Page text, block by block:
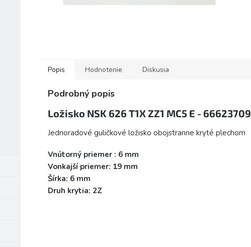
Popis Hodnotenie Diskusia
Podrobný popis
Ložisko NSK 626 T1X ZZ1 MC5 E - 66623709
Jednoradové guličkové ložisko obojstranne kryté plechom
Vnútorný priemer : 6 mm
Vonkajší priemer: 19 mm
Šírka: 6 mm
Druh krytia: 2Z